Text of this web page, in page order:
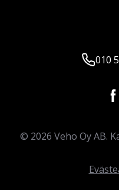
010
© 2026 Veho Oy AB.